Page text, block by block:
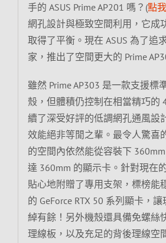
手的 ASUS Prime AP201 嗎？(點
網孔設計與極致空間利用，它成
取得了平衡。現在 ASUS 為了追
家，推出了空間更大的 Prime
雖然 Prime AP303 是一款支援標
殼，但體積仍控制在相當精巧的
續了深受好評的低調網孔通風設
效能絕非等閒之輩。最令人驚喜
的空間內依然能從容裝下
達 360mm 的顯示卡。針對現在
貼心地附贈了專用支架，標榜能
的 GeForce RTX 50 系列顯卡，
綽有餘！另外機殼還具備免螺絲
理線板，以及充足的背後理線空